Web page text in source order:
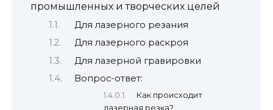
промышленных и творческих целей
Для лазерного резания
Для лазерного раскроя
Для лазерной гравировки
Вопрос-ответ:
Как происходит
лазерная резка?